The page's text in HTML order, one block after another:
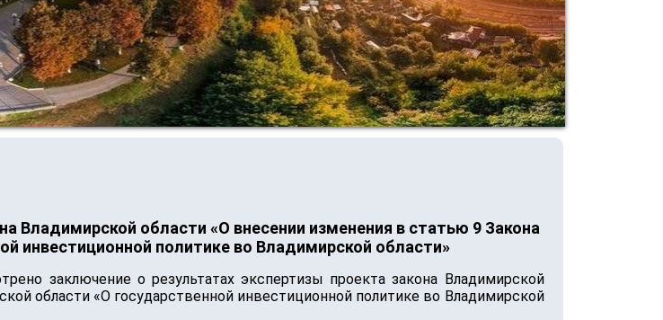
Владимирской области «О внесении изменения в статью 9 Закона
инвестиционной политике во Владимирской области»
заключение о результатах экспертизы проекта закона Владимирской
области «О государственной инвестиционной политике во Владимирской